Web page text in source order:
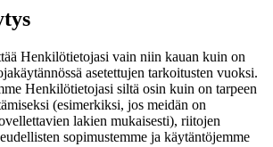
Henkilötietojasi vain niin kauan kuin on
asetettujen tarkoitusten vuoksi.
Henkilötietojasi siltä osin kuin on tarpeen
(esimerkiksi, jos meidän on
lakien mukaisesti), riitojen
sopimustemme ja käytäntöjemme